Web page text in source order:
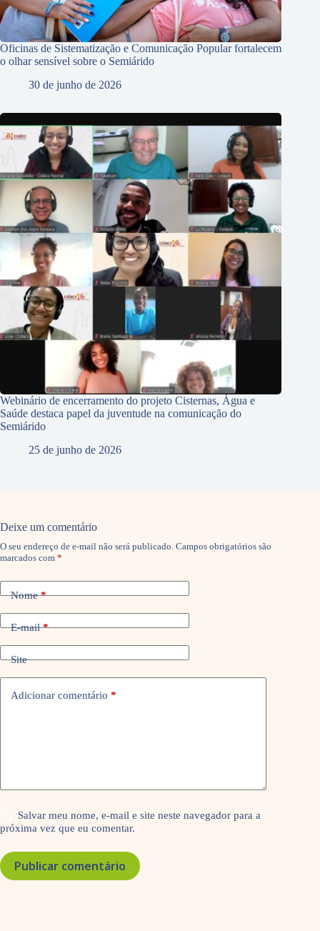
Oficinas de Sistematização e Comunicação Popular fortalecem
o olhar sensível sobre o Semiárido
30 de junho de 2026
Webinário de encerramento do projeto Cisternas, Água e
Saúde destaca papel da juventude na comunicação do
Semiárido
25 de junho de 2026
Deixe um comentário
O seu endereço de e-mail não será publicado. Campos obrigatórios são
marcados com *
Nome*
E-mail*
Site
Adicionar comentário *
Salvar meu nome, e-mail e site neste navegador para a
próxima vez que eu comentar.
Publicar comentário